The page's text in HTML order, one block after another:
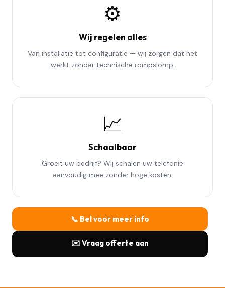
⚙️
Wij regelen alles
Van installatie tot configuratie — wij zorgen dat het
werkt zonder technische rompslomp.
📈
Schaalbaar
Groeit uw bedrijf? Wij schalen uw telefonie
eenvoudig mee zonder hoge kosten.
📞 Bel voor meer info
✉️ Vraag offerte aan